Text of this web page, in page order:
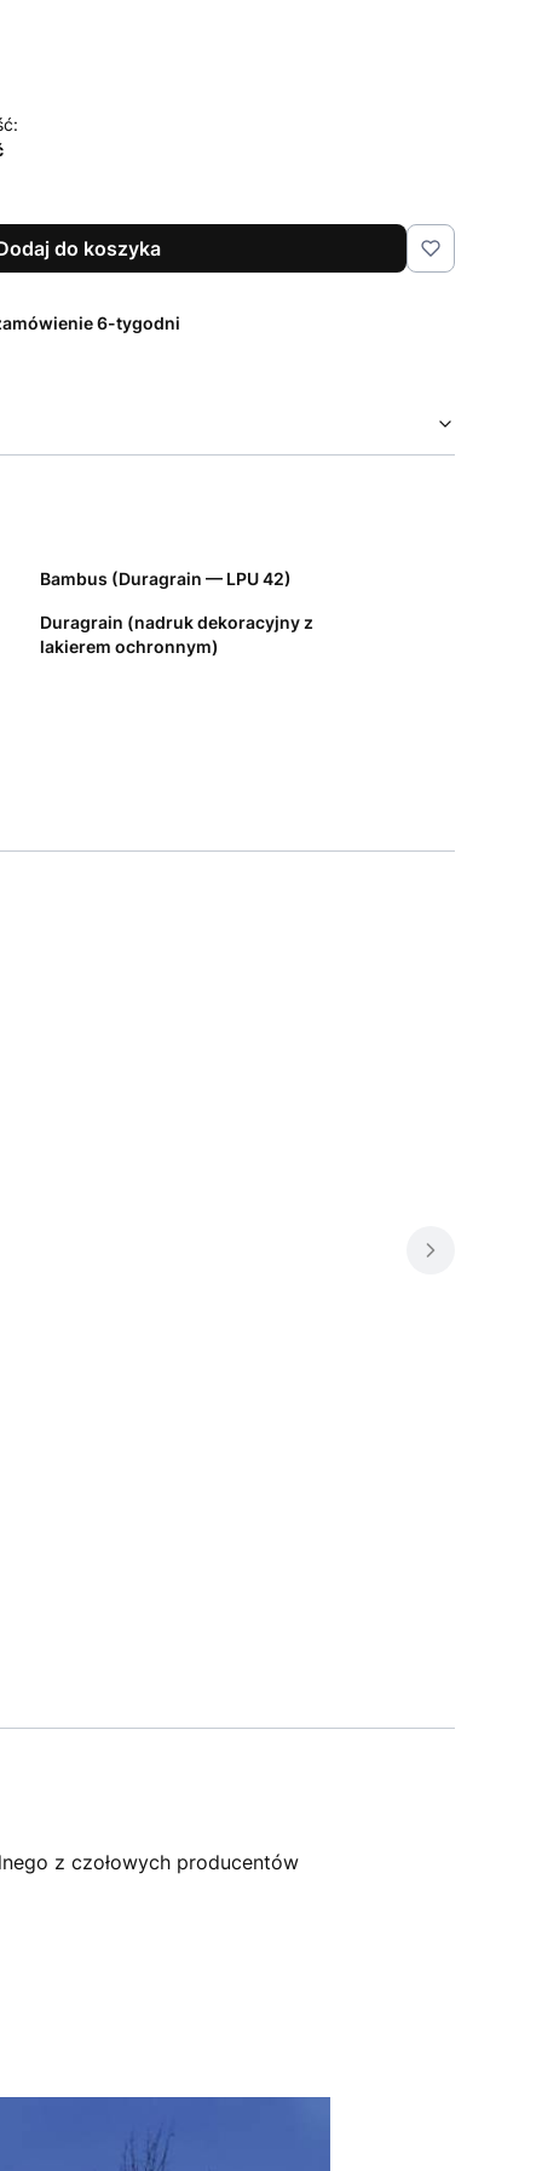
do koszyka
6-tygodni
Bambus (Duragrain — LPU 42)
Duragrain (nadruk dekoracyjny z
lakierem ochronnym)
z czołowych producentów